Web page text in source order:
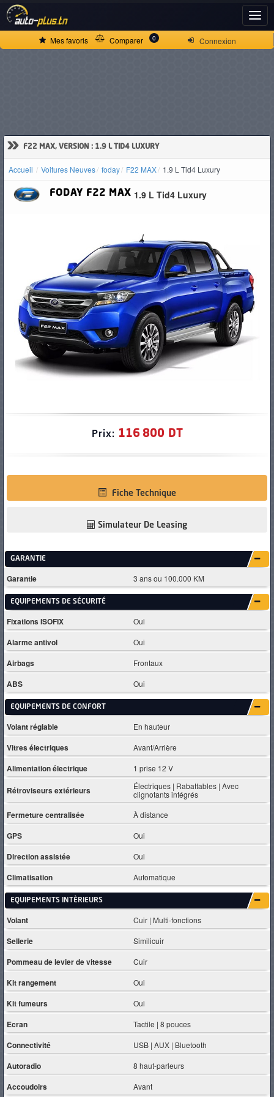
Connexion
Mes favoris Comparer 0
» F22 MAX, VERSION : 1.9 L TID4 LUXURY
Accueil Voitures Neuves foday F22 MAX 1.9 L Tid4 Luxury
FODAY F22 MAX 1.9 L Tid4 Luxury
Prix: 116 800 DT
Fiche Technique
Simulateur De Leasing
GARANTIE
Garantie 3 ans ou 100.000 KM
EQUIPEMENTS DE SÉCURITÉ
Fixations ISOFIX Oui
Alarme antivol Oui
Airbags Frontaux
ABS Oui
EQUIPEMENTS DE CONFORT
Volant réglable En hauteur
Vitres électriques Avant/Arrière
Alimentation électrique 1 prise 12 V
Rétroviseurs extérieurs
Électriques | Rabattables | Avec
clignotants intégrés
Fermeture centralisée À distance
GPS Oui
Direction assistée Oui
Climatisation Automatique
EQUIPEMENTS INTÈRIEURS
Volant Cuir | Multi-fonctions
Sellerie Similicuir
Pommeau de levier de vitesse Cuir
Kit rangement Oui
Kit fumeurs Oui
Ecran Tactile | 8 pouces
Connectivité USB | AUX | Bluetooth
Autoradio 8 haut-parleurs
Accoudoirs Avant
ACCUEIL
D'OCCASION
PNEUS